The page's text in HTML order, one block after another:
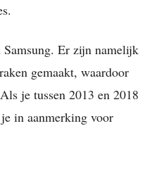
Er zijn namelijk
gemaakt, waardoor
je tussen 2013 en 2018
in aanmerking voor